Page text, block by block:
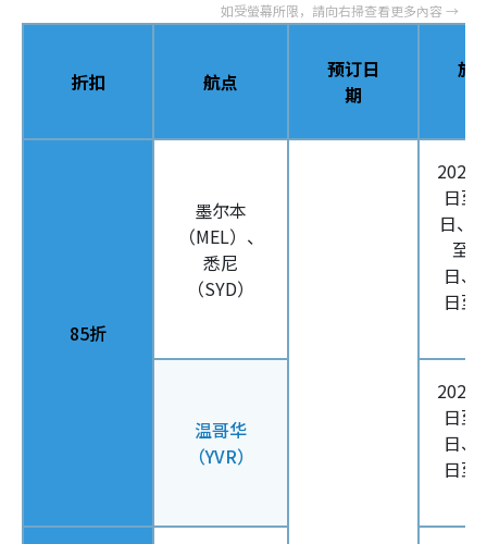
折扣 航点
预订日
期
旅
85折
墨尔本
（MEL）、
悉尼
（SYD）
2026
日至
日、
至6
日、
日至
温哥华
（YVR）
2026
日至
日、
日至